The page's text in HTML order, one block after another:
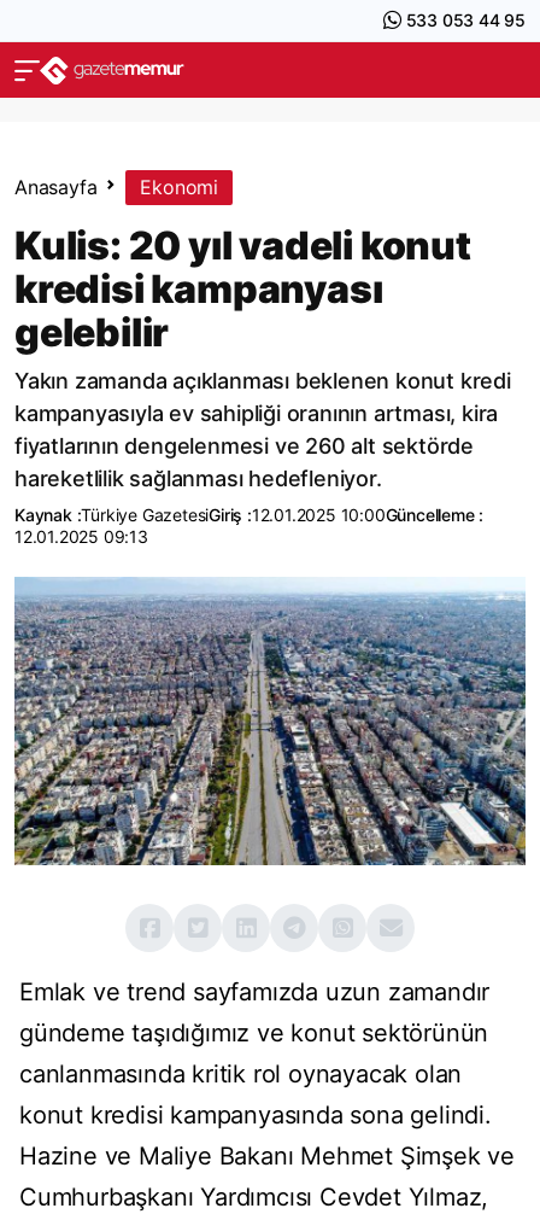
533 053 44 95
Anasayfa Ekonomi
Kulis: 20 yıl vadeli konut
kredisi kampanyası
gelebilir
Yakın zamanda açıklanması beklenen konut kredi
kampanyasıyla ev sahipliği oranının artması, kira
fiyatlarının dengelenmesi ve 260 alt sektörde
hareketlilik sağlanması hedefleniyor.
Kaynak :Türkiye GazetesiGiriş :12.01.2025 10:00Güncelleme :
12.01.2025 09:13
Emlak ve trend sayfamızda uzun zamandır
gündeme taşıdığımız ve konut sektörünün
canlanmasında kritik rol oynayacak olan
konut kredisi kampanyasında sona gelindi.
Hazine ve Maliye Bakanı Mehmet Şimşek ve
Cumhurbaşkanı Yardımcısı Cevdet Yılmaz,